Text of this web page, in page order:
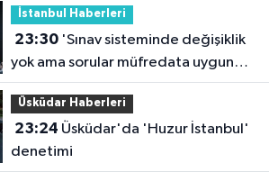
İstanbul Haberleri
23:30'Sınav sisteminde değişiklik
yok ama sorular müfredata uygun
hale gelecek'
Üsküdar Haberleri
23:24
denetimi